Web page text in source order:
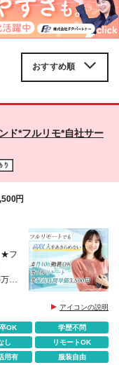
ド*フルリモ*自社サー
円
★フ
円
アイコンの説明
OK
学歴不問
し
リモートOK
用有
服装自由